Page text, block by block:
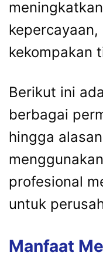
kekompakan
Berikut ini
berbagai
hingga
profesional
untuk
Manfaat